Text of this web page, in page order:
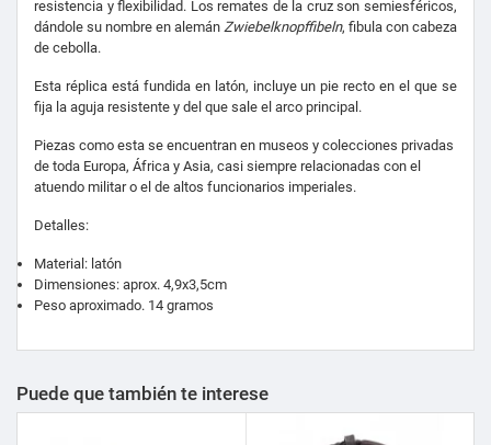
resistencia y flexibilidad. Los remates de la cruz son semiesféricos,
dándole su nombre en alemán Zwiebelknopffibeln, fibula con cabeza
de cebolla.
Esta réplica está fundida en latón, incluye un pie recto en el que se
fija la aguja resistente y del que sale el arco principal.
Piezas como esta se encuentran en museos y colecciones privadas
de toda Europa, África y Asia, casi siempre relacionadas con el
atuendo militar o el de altos funcionarios imperiales.
Detalles:
Material: latón
Dimensiones: aprox. 4,9x3,5cm
Peso aproximado. 14 gramos
Puede que también te interese